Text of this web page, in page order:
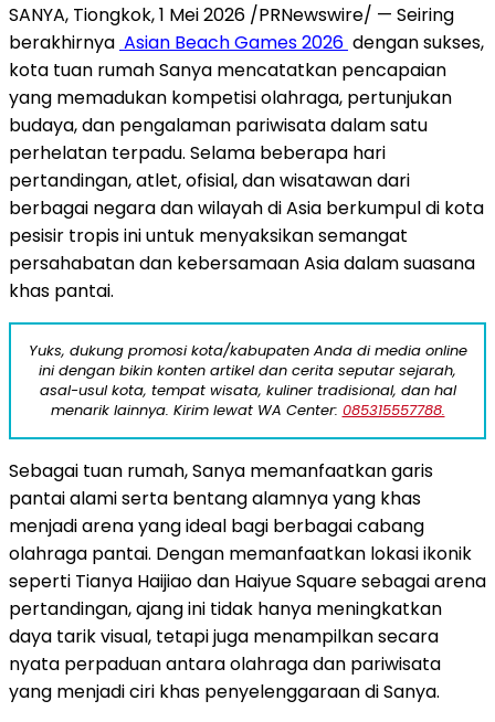
SANYA, Tiongkok,1 Mei 2026 /PRNewswire/ — Seiring
berakhirnya Asian Beach Games 2026 dengan sukses,
kota tuan rumah Sanya mencatatkan pencapaian
yang memadukan kompetisi olahraga, pertunjukan
budaya, dan pengalaman pariwisata dalam satu
perhelatan terpadu. Selama beberapa hari
pertandingan, atlet, ofisial, dan wisatawan dari
berbagai negara dan wilayah di Asia berkumpul di kota
pesisir tropis ini untuk menyaksikan semangat
persahabatan dan kebersamaan Asia dalam suasana
khas pantai.
Yuks, dukung promosi kota/kabupaten Anda di media online
ini dengan bikin konten artikel dan cerita seputar sejarah,
asal-usul kota, tempat wisata, kuliner tradisional, dan hal
menarik lainnya. Kirim lewat WA Center: 085315557788.
Sebagai tuan rumah, Sanya memanfaatkan garis
pantai alami serta bentang alamnya yang khas
menjadi arena yang ideal bagi berbagai cabang
olahraga pantai. Dengan memanfaatkan lokasi ikonik
seperti Tianya Haijiao dan Haiyue Square sebagai arena
pertandingan, ajang ini tidak hanya meningkatkan
daya tarik visual, tetapi juga menampilkan secara
nyata perpaduan antara olahraga dan pariwisata
yang menjadi ciri khas penyelenggaraan di Sanya.